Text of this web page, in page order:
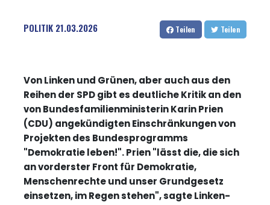
POLITIK 21.03.2026 Teilen Teilen
Von Linken und Grünen, aber auch aus den
Reihen der SPD gibt es deutliche Kritik an den
von Bundesfamilienministerin Karin Prien
(CDU) angekündigten Einschränkungen von
Projekten des Bundesprogramms
"Demokratie leben!". Prien "lässt die, die sich
an vorderster Front für Demokratie,
Menschenrechte und unser Grundgesetz
einsetzen, im Regen stehen", sagte Linken-